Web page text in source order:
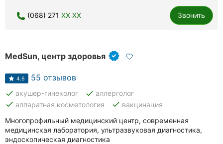
(068) 271 XX XX Звонить
MedSun, центр здоровья
4.6 55 отзывов
done акушер-гинеколог done аллерголог
done аппаратная косметология done вакцинация
Многопрофильный медицинский центр, современная
медицинская лаборатория, ультразвуковая диагностика,
эндоскопическая диагностика